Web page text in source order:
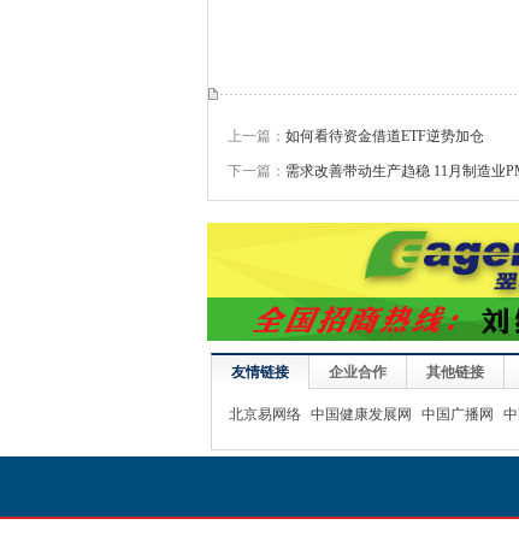
上一篇： 如何看待资金借道ETF逆势加仓
下一篇： 需求改善带动生产趋稳 11月制造业
友情链接 企业合作 其他链接
北京易网络 中国健康发展网 中国广播网